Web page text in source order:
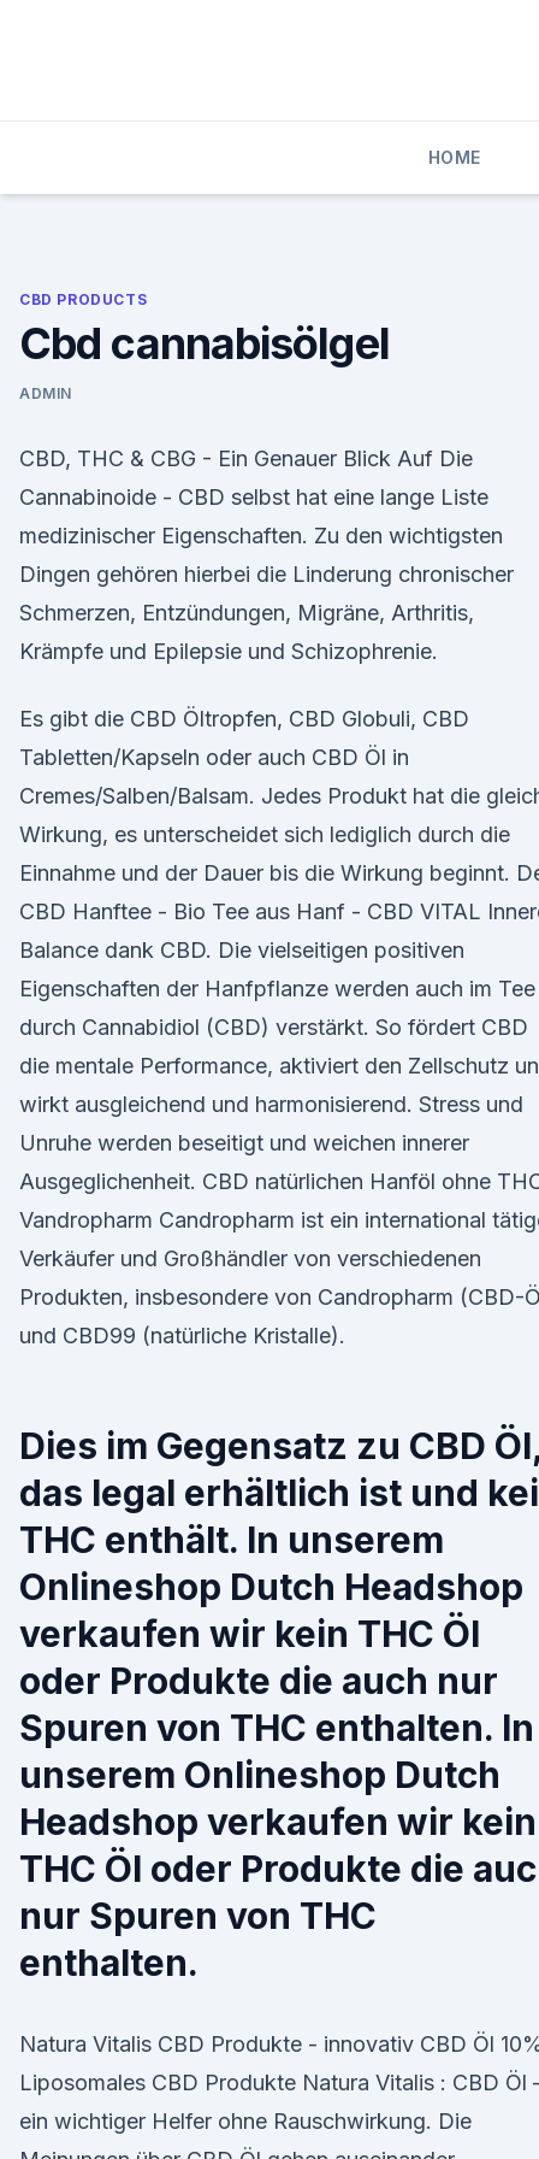
HOME
CBD PRODUCTS
Cbd cannabisölgel
ADMIN
CBD, THC & CBG - Ein Genauer Blick Auf Die
Cannabinoide - CBD selbst hat eine lange Liste
medizinischer Eigenschaften. Zu den wichtigsten
Dingen gehören hierbei die Linderung chronischer
Schmerzen, Entzündungen, Migräne, Arthritis,
Krämpfe und Epilepsie und Schizophrenie.
Es gibt die CBD Öltropfen, CBD Globuli, CBD
Tabletten/Kapseln oder auch CBD Öl in
Cremes/Salben/Balsam. Jedes Produkt hat die
Wirkung, es unterscheidet sich lediglich durch die
Einnahme und der Dauer bis die Wirkung beginnt.
CBD Hanftee - Bio Tee aus Hanf - CBD VITAL
Balance dank CBD. Die vielseitigen positiven
Eigenschaften der Hanfpflanze werden auch im Tee
durch Cannabidiol (CBD) verstärkt. So fördert CBD
die mentale Performance, aktiviert den Zellschutz
wirkt ausgleichend und harmonisierend. Stress und
Unruhe werden beseitigt und weichen innerer
Ausgeglichenheit. CBD natürlichen Hanföl ohne THC
Vandropharm Candropharm ist ein international
Verkäufer und Großhändler von verschiedenen
Produkten, insbesondere von Candropharm (CBD-
und CBD99 (natürliche Kristalle).
Dies im Gegensatz zu CBD
das legal erhältlich ist und
THC enthält. In unserem
Onlineshop Dutch Headshop
verkaufen wir kein THC Öl
oder Produkte die auch nur
Spuren von THC enthalten. In
unserem Onlineshop Dutch
Headshop verkaufen wir kein
THC Öl oder Produkte die
nur Spuren von THC
enthalten.
Natura Vitalis CBD Produkte - innovativ CBD Öl
Liposomales CBD Produkte Natura Vitalis : CBD Öl
ein wichtiger Helfer ohne Rauschwirkung. Die